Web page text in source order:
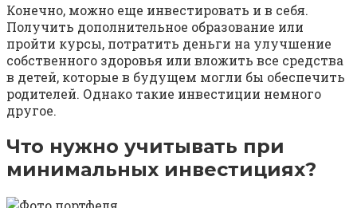
Конечно, можно еще инвестировать и в себя.
Получить дополнительное образование или
пройти курсы, потратить деньги на улучшение
собственного здоровья или вложить все средства
в детей, которые в будущем могли бы обеспечить
родителей. Однако такие инвестиции немного
другое.
Что нужно учитывать при
минимальных инвестициях?